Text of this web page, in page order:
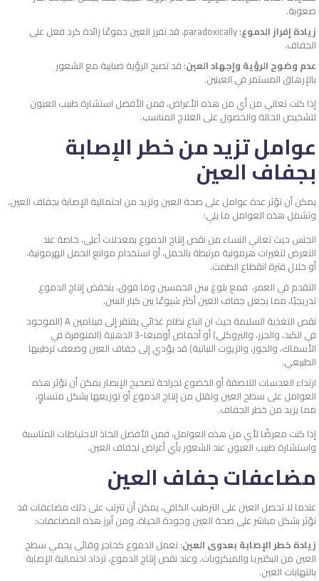
صعوبة.
زيادة إفراز الدموع
: paradoxically، قد تفرز العين دموعًا زائدة كرد فعل على
الجفاف.
عدم وضوح الرؤية وإجهاد العين: قد تصبح الرؤية ضبابية مع الشعور
بالإرهاق المستمر في العينين.
إذا كنت تعاني من أي من هذه الأعراض، فمن الأفضل استشارة طبيب العيون
لتشخيص الحالة والحصول على العلاج المناسب.
عوامل تزيد من خطر الإصابة
بجفاف العين
يمكن أن تؤثر عدة عوامل على صحة العين وتزيد من احتمالية الإصابة بجفاف العين،
وتشمل هذه العوامل ما يلي:
الجنس حيث تعاني النساء من نقص إنتاج الدموع بمعدلات أعلى، خاصة عند
التعرض لتغيرات هرمونية مرتبطة بالحمل، أو استخدام موانع الحمل الهرمونية،
أو خلال فترة انقطاع الطمث.
التقدم في العمر، فمع بلوغ سن الخمسين وما فوق، ينخفض إنتاج الدموع
تدريجيًا، مما يجعل جفاف العين أكثر شيوعًا بين كبار السن.
نقص التغذية السليمة حيث ان اتباع نظام غذائي يفتقر إلى فيتامين A (الموجود
في الكبد، والجزر، والبروكلي) أو أحماض أوميغا-3 الدهنية (المتوفرة في
الأسماك، والجوز، والزيوت النباتية) قد يؤدي إلى جفاف العين وضعف ترطيبها
الطبيعي.
ارتداء العدسات اللاصقة أو الخضوع لجراحة تصحيح الإبصار يمكن أن تؤثر هذه
العوامل على سطح العين وتقلل من إنتاج الدموع أو توزيعها بشكل متساوٍ،
مما يزيد من خطر الجفاف.
إذا كنت معرضًا لأي من هذه العوامل، فمن الأفضل اتخاذ الاحتياطات المناسبة
واستشارة طبيب العيون عند الشعور بأي أعراض لجفاف العين.
مضاعفات جفاف العين
عندما لا تحصل العين على الترطيب الكافي، يمكن أن تترتب على ذلك مضاعفات قد
تؤثر بشكل مباشر على صحة العين وجودة الحياة، ومن أبرز هذه المضاعفات:
زيادة خطر الإصابة بعدوى العين: تعمل الدموع كحاجز وقائي يحمي سطح
العين من البكتيريا والميكروبات. وعند نقص إنتاج الدموع، تزداد احتمالية الإصابة
بالتهابات العين.